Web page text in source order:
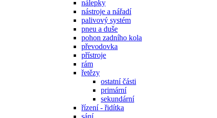
nálepky
nástroje a nářadí
palivový systém
pneu a duše
pohon zadního kola
převodovka
přístroje
rám
řetězy
ostatní části
primární
sekundární
řízení - řidítka
sání